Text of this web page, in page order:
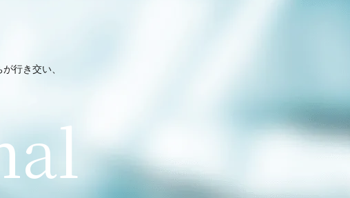
行き交い、